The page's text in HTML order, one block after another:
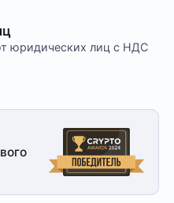
юридических лиц с НДС